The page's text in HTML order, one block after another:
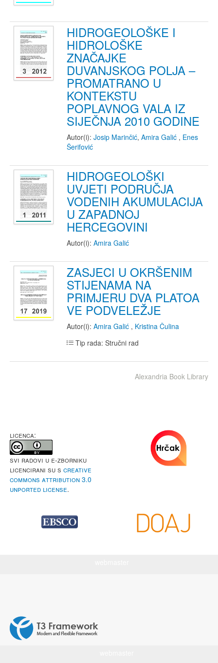
HIDROGEOLOŠKE I
HIDROLOŠKE
ZNAČAJKE
DUVANJSKOG POLJA –
PROMATRANO U
KONTEKSTU
POPLAVNOG VALA IZ
SIJEČNJA 2010 GODINE
Autor(i): Josip Marinčić, Amira Galić , Enes
Šerifović
HIDROGEOLOŠKI
UVJETI PODRUČJA
VODENIH AKUMULACIJA
U ZAPADNOJ
HERCEGOVINI
Autor(i): Amira Galić
ZASJECI U OKRŠENIM
STIJENAMA NA
PRIMJERU DVA PLATOA
VE PODVELEŽJE
Autor(i): Amira Galić , Kristina Čulina
Tip rada: Stručni rad
Alexandria Book Library
LICENCA:
Svi radovi u e-Zborniku
licencirani su s Creative
Commons Attribution 3.0
Unported License.